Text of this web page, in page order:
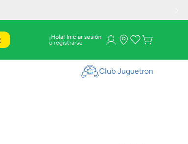
¡Hola! Iniciar sesión
Club Juguetron